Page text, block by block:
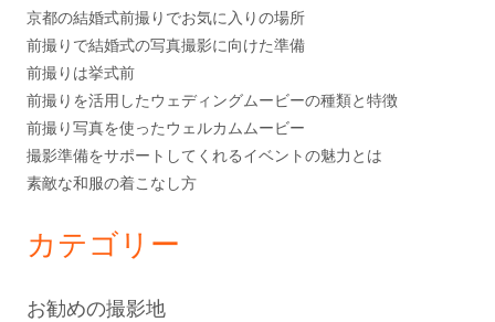
京都の結婚式前撮りでお気に入りの場所
前撮りで結婚式の写真撮影に向けた準備
前撮りは挙式前
前撮りを活用したウェディングムービーの種類と特徴
前撮り写真を使ったウェルカムムービー
撮影準備をサポートしてくれるイベントの魅力とは
素敵な和服の着こなし方
カテゴリー
お勧めの撮影地